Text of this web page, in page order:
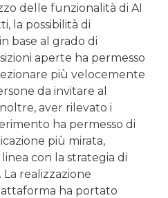
delle funzionalità di AI
la possibilità di
base al grado di
aperte ha permesso
più velocemente
da invitare al
aver rilevato i
ha permesso di
più mirata,
con la strategia di
realizzazione
ha portato